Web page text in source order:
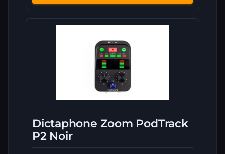
Dictaphone Zoom PodTrack
P2 Noir